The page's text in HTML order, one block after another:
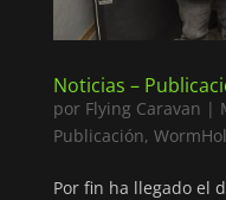
Noticias –
por Flying Caravan |
Publicación,
Por fin ha llegado el